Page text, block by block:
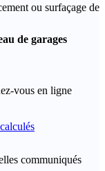
ou surfaçage de
de garages
vous en ligne
communiqués